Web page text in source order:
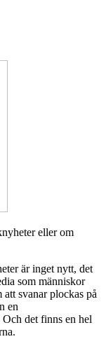
eller om
är inget nytt, det
som människor
svanar plockas på
en
det finns en hel